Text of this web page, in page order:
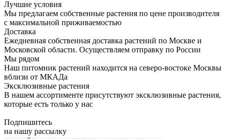
Лучшие условия
Мы предлагаем собственные растения по цене производителя
с максимальной приживаемостью
Доставка
Ежедневная собственная доставка растений по Москве и
Московской области. Осуществляем отправку по России
Мы рядом
Наш питомник растений находится на северо-востоке Москвы
вблизи от МКАДа
Эксклюзивные растения
В нашем ассортименте присутствуют эксклюзивные растения,
которые есть только у нас
Подпишитесь
на нашу рассылку